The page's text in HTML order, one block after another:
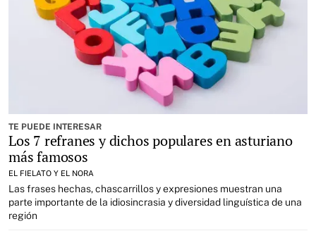
TE PUEDE INTERESAR
Los 7 refranes y dichos populares en asturiano
más famosos
EL FIELATO Y EL NORA
Las frases hechas, chascarrillos y expresiones muestran una
parte importante de la idiosincrasia y diversidad linguística de una
región